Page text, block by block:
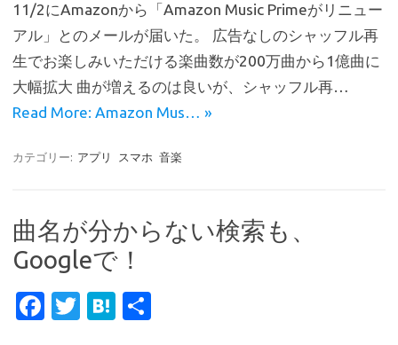
e
b
o
o
it
te
r
e
n
a
11/2にAmazonから「Amazon Music Primeがリニュー
アル」とのメールが届いた。 広告なしのシャッフル再
生でお楽しみいただける楽曲数が200万曲から1億曲に
大幅拡大 曲が増えるのは良いが、シャッフル再…
Read More: Amazon Mus… »
カテゴリー: アプリ スマホ 音楽
曲名が分からない検索も、
Googleで！
Fa
T
H